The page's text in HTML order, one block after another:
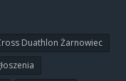
Duathlon Żarnowiec